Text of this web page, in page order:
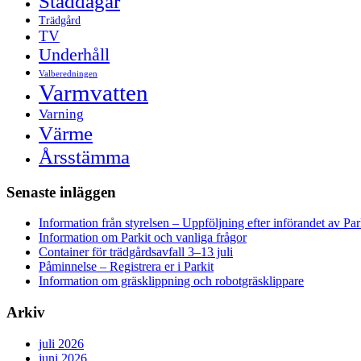
Trädgård
TV
Underhåll
Valberedningen
Varmvatten
Varning
Värme
Årsstämma
Senaste inläggen
Information från styrelsen – Uppföljning efter införandet av
Information om Parkit och vanliga frågor
Container för trädgårdsavfall 3–13 juli
Påminnelse – Registrera er i Parkit
Information om gräsklippning och robotgräsklippare
Arkiv
juli 2026
juni 2026